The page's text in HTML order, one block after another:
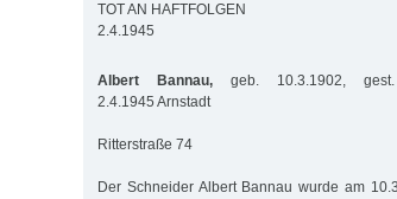
TOT AN HAFTFOLGEN
2.4.1945
Albert Bannau, geb. 10.3.1902, gest.
2.4.1945 Arnstadt
Ritterstraße 74
Der Schneider Albert Bannau wurde am